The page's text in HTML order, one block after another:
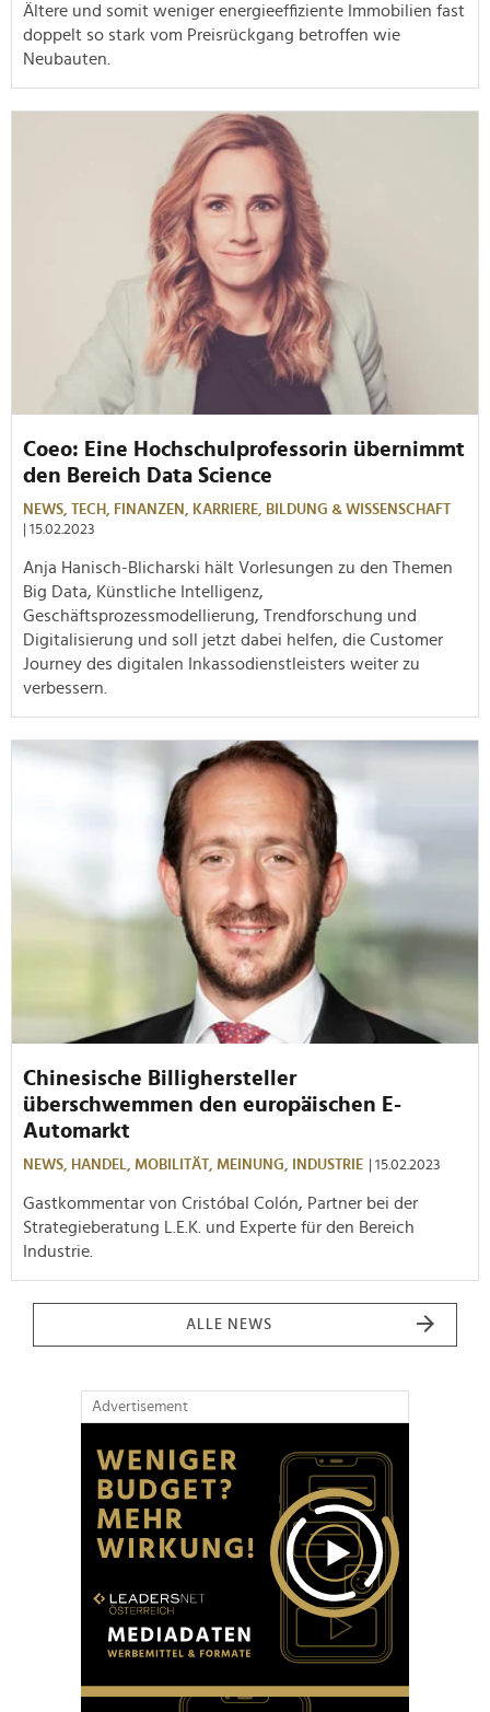
Ältere und somit weniger energieeffiziente Immobilien fast
doppelt so stark vom Preisrückgang betroffen wie
Neubauten.
Coeo: Eine Hochschulprofessorin übernimmt
den Bereich Data Science
NEWS, TECH, FINANZEN, KARRIERE,
BILDUNG & WISSENSCHAFT
| 15.02.2023
Anja Hanisch-Blicharski hält Vorlesungen zu den Themen
Big Data, Künstliche Intelligenz,
Geschäftsprozessmodellierung, Trendforschung und
Digitalisierung und soll jetzt dabei helfen, die Customer
Journey des digitalen Inkassodienstleisters weiter zu
verbessern.
Chinesische Billighersteller
überschwemmen den europäischen E-
Automarkt
NEWS, HANDEL, MOBILITÄT, MEINUNG, INDUSTRIE | 15.02.2023
Gastkommentar von Cristóbal Colón, Partner bei der
Strategieberatung L.E.K. und Experte für den Bereich
Industrie.
ALLE NEWS
Advertisement